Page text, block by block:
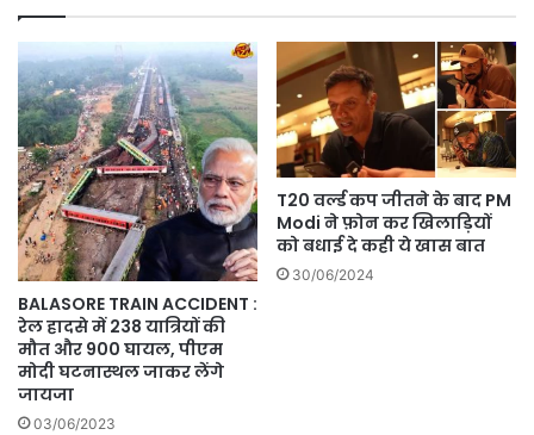
BALASORE TRAIN ACCIDENT :
रेल हादसे में 238 यात्रियों की
मौत और 900 घायल, पीएम
मोदी घटनास्थल जाकर लेंगे
जायजा
03/06/2023
T20 वर्ल्ड कप जीतने के बाद PM
Modi ने फ़ोन कर खिलाड़ियों
को बधाई दे कही ये खास बात
30/06/2024